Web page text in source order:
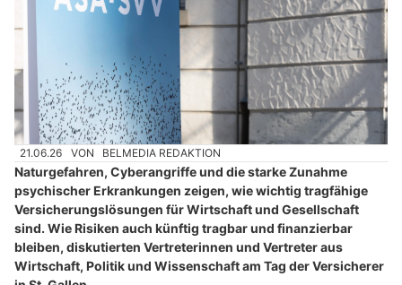
21.06.26 VON BELMEDIA REDAKTION
Naturgefahren, Cyberangriffe und die starke Zunahme
psychischer Erkrankungen zeigen, wie wichtig tragfähige
Versicherungslösungen für Wirtschaft und Gesellschaft
sind. Wie Risiken auch künftig tragbar und finanzierbar
bleiben, diskutierten Vertreterinnen und Vertreter aus
Wirtschaft, Politik und Wissenschaft am Tag der Versicherer